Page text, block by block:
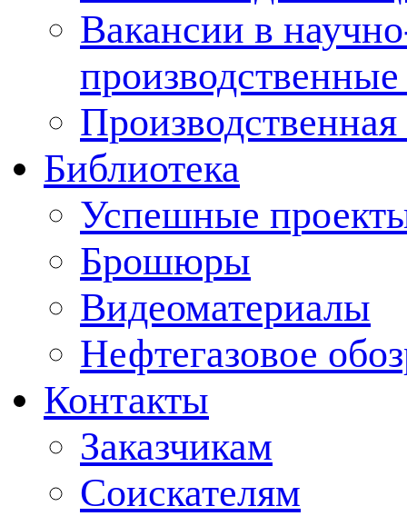
Вакансии в
Производственная
Библиотека
Успешные
Брошюры
Видеоматериалы
Нефтегазовое
Контакты
Заказчикам
Соискателям